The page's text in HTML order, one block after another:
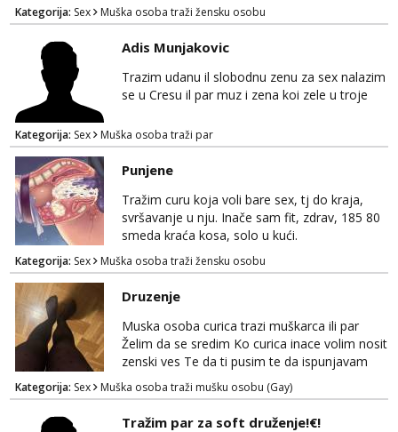
povremeno druženje Fleksibilno vrijeme i
odličan honorar po dogovoru. Ako si
zainteresirana i želiš saznati više detalja, javi
se telegram +385 99 850 1488 Diskrecija
zajamčena.
Kategorija: Sex Muška osoba traži žensku osobu
Adis Munjakovic
Trazim udanu il slobodnu zenu za sex nalazim
se u Cresu il par muz i zena koi zele u troje
Kategorija: Sex Muška osoba traži par
Punjene
Tražim curu koja voli bare sex, tj do kraja,
svršavanje u nju. Inače sam fit, zdrav, 185 80
smeda kraća kosa, solo u kući.
Kategorija: Sex Muška osoba traži žensku osobu
Druzenje
Muska osoba curica trazi muškarca ili par
Želim da se sredim Ko curica inace volim nosit
zenski ves Te da ti pusim te da ispunjavam
tvoje zelje Moze i par da vam ispunim zelje
Do 40 god Javi sa na mail
Kategorija: Sex Muška osoba traži mušku osobu (Gay)
Tražim par za soft druženje!€!